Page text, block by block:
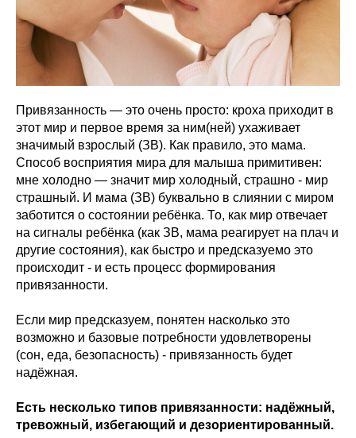
Привязанность — это очень просто: кроха приходит в
этот мир и первое время за ним(ней) ухаживает
значимый взрослый (ЗВ). Как правило, это мама.
Способ восприятия мира для малыша примитивен:
мне холодно — значит мир холодный, страшно - мир
страшный. И мама (ЗВ) буквально в слиянии с миром
заботится о состоянии ребёнка. То, как мир отвечает
на сигналы ребёнка (как ЗВ, мама реагирует на плач и
другие состояния), как быстро и предсказуемо это
происходит - и есть процесс формирования
привязанности.
Если мир предсказуем, понятен насколько это
возможно и базовые потребности удовлетворены
(сон, еда, безопасность) - привязанность будет
надёжная.
Есть несколько типов привязанности: надёжный,
тревожный, избегающий и дезориентированный.